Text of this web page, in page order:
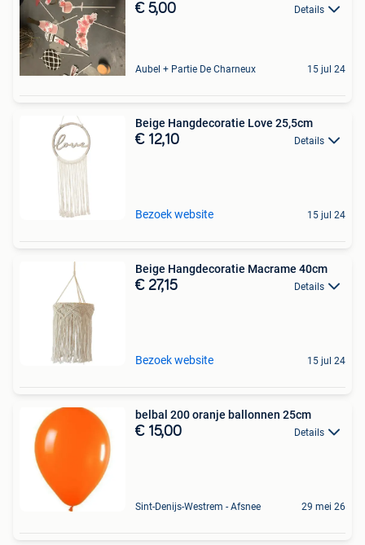
€ 5,00 Details
Aubel + Partie De Charneux 15 jul 24
Beige Hangdecoratie Love 25,5cm
€ 12,10 Details
Bezoek website 15 jul 24
Beige Hangdecoratie Macrame 40cm
€ 27,15 Details
Bezoek website 15 jul 24
belbal 200 oranje ballonnen 25cm
€ 15,00 Details
Sint-Denijs-Westrem - Afsnee 29 mei 26